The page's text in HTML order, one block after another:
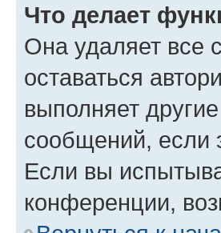
Что делает
Она удаляет все
оставаться
выполняет
сообщений, если
Если вы
конференции,